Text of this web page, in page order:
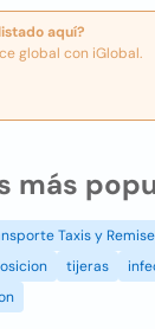
aquí?
global con iGlobal.
más
Taxis y
tijeras